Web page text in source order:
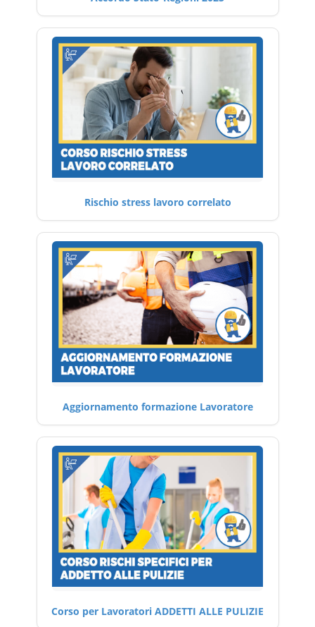
Rischio stress lavoro correlato
Aggiornamento formazione Lavoratore
Corso per Lavoratori ADDETTI ALLE PULIZIE